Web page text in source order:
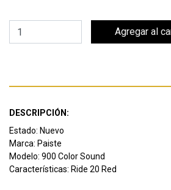
DESCRIPCIÓN:
Estado: Nuevo
Marca: Paiste
Modelo: 900 Color Sound
Características: Ride 20 Red